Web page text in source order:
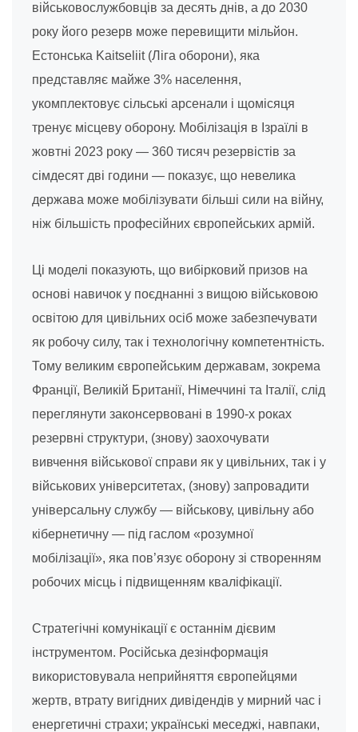
військовослужбовців за десять днів, а до 2030
року його резерв може перевищити мільйон.
Естонська Kaitseliit (Ліга оборони), яка
представляє майже 3% населення,
укомплектовує сільські арсенали і щомісяця
тренує місцеву оборону. Мобілізація в Ізраїлі в
жовтні 2023 року — 360 тисяч резервістів за
сімдесят дві години — показує, що невелика
держава може мобілізувати більші сили на війну,
ніж більшість професійних європейських армій.
Ці моделі показують, що вибірковий призов на
основі навичок у поєднанні з вищою військовою
освітою для цивільних осіб може забезпечувати
як робочу силу, так і технологічну компетентність.
Тому великим європейським державам, зокрема
Франції, Великій Британії, Німеччині та Італії, слід
переглянути законсервовані в 1990-х роках
резервні структури, (знову) заохочувати
вивчення військової справи як у цивільних, так і у
військових університетах, (знову) запровадити
універсальну службу — військову, цивільну або
кібернетичну — під гаслом «розумної
мобілізації», яка пов’язує оборону зі створенням
робочих місць і підвищенням кваліфікації.
Стратегічні комунікації є останнім дієвим
інструментом. Російська дезінформація
використовувала неприйняття європейцями
жертв, втрату вигідних дивідендів у мирний час і
енергетичні страхи; українські меседжі, навпаки,